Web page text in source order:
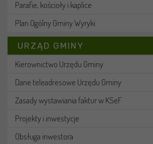
Parafie, kościoły i kaplice
Plan Ogólny Gminy Wyryki
URZĄD GMINY
Kierownictwo Urzędu Gminy
Dane teleadresowe Urzędu Gminy
Zasady wystawiania faktur w KSeF
Projekty i inwestycje
Obsługa inwestora